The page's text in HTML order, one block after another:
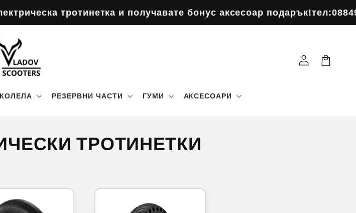
тротинетка и получавате бонус аксесоар подарък!тел:0884963484
РЕЗЕРВНИ ЧАСТИ ГУМИ АКСЕСОАРИ
Влизане
ТРОТИНЕТКИ